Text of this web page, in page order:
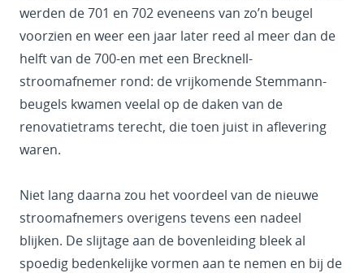
werden de 701 en 702 eveneens van zo’n beugel
voorzien en weer een jaar later reed al meer dan de
helft van de 700-en met een Brecknell-
stroomafnemer rond: de vrijkomende Stemmann-
beugels kwamen veelal op de daken van de
renovatietrams terecht, die toen juist in aflevering
waren.
Niet lang daarna zou het voordeel van de nieuwe
stroomafnemers overigens tevens een nadeel
blijken. De slijtage aan de bovenleiding bleek al
spoedig bedenkelijke vormen aan te nemen en bij de